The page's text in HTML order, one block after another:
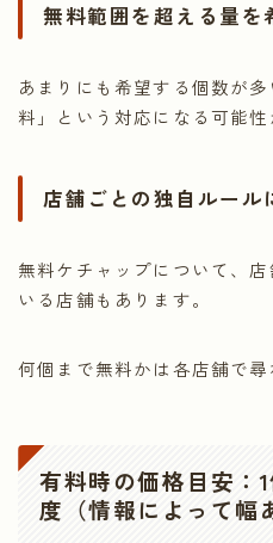
無料範囲を超える量を
あまりにも希望する個数が
料」という対応になる可能性
店舗ごとの独自ルール
無料ケチャップについて、
いる店舗もあります。
何個まで無料かは各店舗で尋
有料時の価格目安：
度（情報によって幅